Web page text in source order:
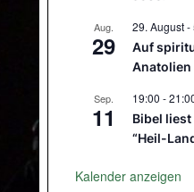
Aug.
29
29. August-
Auf
Anatolien
Sep.
11
19:00 -
Bibel liest
“Heil-
Kalender anzeigen